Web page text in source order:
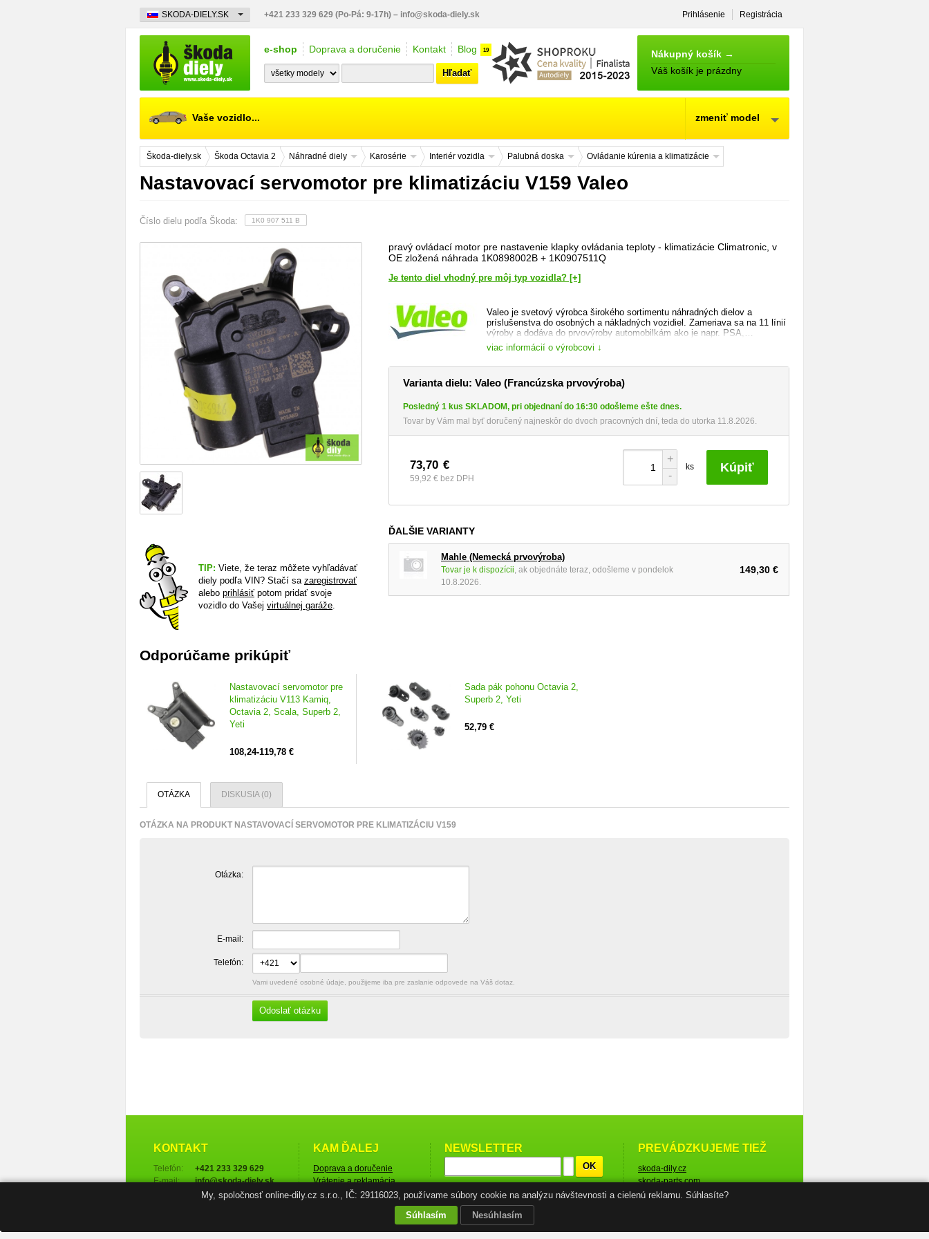
My, spoločnosť online-dily.cz s.r.o., IČ: 29116023, používame súbory cookie na analýzu návštevnosti a cielenú reklamu. Súhlasíte?
Súhlasím
Nesúhlasím
e-shop Doprava a doručenie Kontakt Blog 19
Hľadať
NÁKUPNÝ
KOŠÍK
Nákupný košík →
Váš košík je prázdny
Vaše vozidlo... zmeniť model
Škoda-diely.sk Škoda Octavia 2 Náhradné diely Karosérie Interiér vozidla Palubná doska Ovládanie kúrenia a klimatizácie
Nastavovací servomotor pre klimatizáciu V159 Valeo
Číslo dielu podľa Škoda: 1K0 907 511 B
TIP: Viete, že teraz môžete vyhľadávať
diely podľa VIN? Stačí sa zaregistrovať
alebo prihlásiť potom pridať svoje
vozidlo do Vašej virtuálnej garáže
pravý ovládací motor pre nastavenie klapky ovládania teploty - klimatizácie Climatronic, v
OE zložená náhrada 1K0898002B + 1K0907511Q
Je tento diel vhodný pre môj typ vozidla? [+]
Valeo je svetový výrobca širokého sortimentu náhradných dielov a
príslušenstva do osobných a nákladných vozidiel. Zameriava sa na 11 línií
výroby a dodáva do prvovýroby automobilkám ako je napr. PSA,
Volkswagen, Renault, BMW a ďalšie.
Výrobný program siaha od stieračov cez svetla a elektrické diely až po
automobilových klimatizácií.
viac informácií o výrobcovi ↓
Varianta dielu: Valeo (Francúzska prvovýroba)
Posledný 1 kus SKLADOM, pri objednaní do 16:30 odošleme ešte dnes.
Tovar by Vám mal byť doručený najneskôr do dvoch pracovných dní, teda do utorka 11.8.2026.
73,70 €
59,92 € bez DPH -
+
ks Kúpiť
ĎALŠIE VARIANTY
Mahle (Nemecká prvovýroba)
Tovar je k dispozícii , ak objednáte teraz, odošleme v pondelok
10.8.2026.
149,30 €
Odporúčame prikúpiť
Nastavovací servomotor pre
klimatizáciu V113 Kamiq,
Octavia 2, Scala, Superb 2,
Yeti
108,24-119,78 €
Sada pák pohonu Octavia 2,
Superb 2, Yeti
52,79 €
OTÁZKA DISKUSIA (0)
OTÁZKA NA PRODUKT NASTAVOVACÍ SERVOMOTOR PRE KLIMATIZÁCIU V159
Otázka:
E-mail:
Telefón:
Vami uvedené osobné údaje, použijeme iba pre zaslanie odpovede na Váš dotaz.
Odoslať otázku
Prihlásenie Registrácia
SKODA-DIELY.SK +421 233 329 629 (Po-Pá: 9-17h) – info@skoda-diely.sk
KONTAKT
Telefón:
+421 233 329 629
E-mail:
info@skoda-diely.sk
Ďalšie kontakty →
KAM ĎALEJ
Doprava a doručenie
Vrátenie a reklamácia
tovaru
Obchodné podmienky
Ochrana osobných údajov
NEWSLETTER
OK
PREVÁDZKUJEME TIEŽ
skoda-dily.cz
skoda-parts.com
© Škoda-diely.sk, 2005–2026